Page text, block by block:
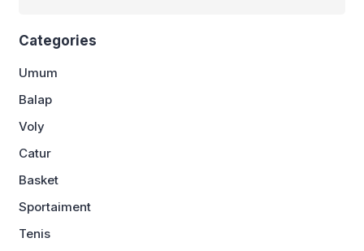
Categories
Umum
Balap
Voly
Catur
Basket
Sportaiment
Tenis